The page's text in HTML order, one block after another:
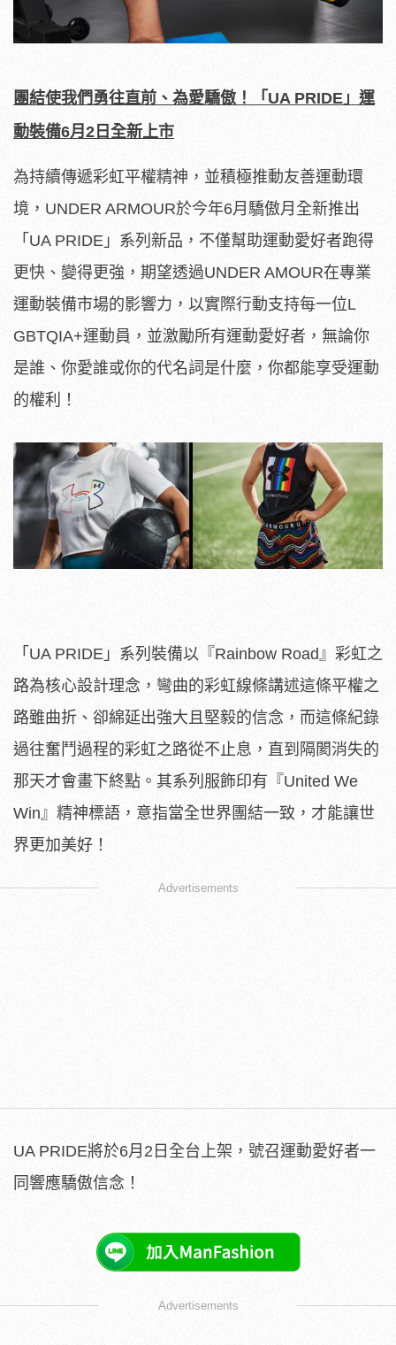
團結使我們勇往直前、為愛驕傲！「UA PRIDE」運
動裝備6月2日全新上市
為持續傳遞彩虹平權精神，並積極推動友善運動環
境，UNDER ARMOUR於今年6月驕傲月全新推出
「UA PRIDE」系列新品，不僅幫助運動愛好者跑得
更快、變得更強， 期望透過UNDER AMOUR在專業
運動裝備市場的影響力，以實際行動支持每一位L
GBTQIA+運動員，並激勵所有運動愛好者，無論你
是誰、 你愛誰或你的代名詞是什麼，你都能享受運動
的權利！
「UA PRIDE」系列裝備以『Rainbow Road』彩虹之
路為核心設計理念， 彎曲的彩虹線條講述這條平權之
路雖曲折、 卻綿延出強大且堅毅的信念， 而這條紀錄
過往奮鬥過程的彩虹之路從不止息， 直到隔閡消失的
那天才會畫下終點。其系列服飾印有『United We
Win』精神標語，意指當全世界團結一致，才能讓世
界更加美好！
Advertisements
UA PRIDE將於6月2日全台上架， 號召運動愛好者一
同響應驕傲信念！
Advertisements